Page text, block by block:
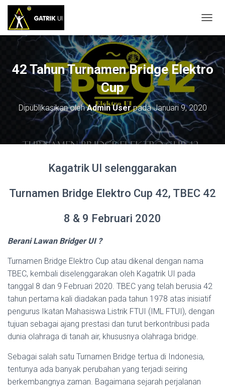
O
G
L
E
G
42 Tahun Turnamen Bridge Elektro
Cup
Dipublikasikan olehAdmin UserpadaJanuari 9, 2020
Kagatrik UI selenggarakan
Turnamen Bridge Elektro Cup 42, TBEC 42
8 & 9 Februari 2020
Berani Lawan Bridger UI ?
Turnamen Bridge Elektro Cup atau dikenal dengan nama
TBEC, kembali diselenggarakan oleh Kagatrik UI pada
tanggal 8 dan 9 Februari 2020. TBEC yang telah berusia 42
tahun pertama kali diadakan pada tahun 1978 atas inisiatif
pengurus Ikatan Mahasiswa Listrik FTUI (IML FTUI), dengan
tujuan sebagai ajang prestasi dan turut berkontribusi pada
dunia olahraga di tanah air, khususnya olahraga bridge.
Sebagai salah satu Turnamen Bridge tertua di Indonesia,
tentunya ada banyak perubahan yang terjadi seiring
berkembangnya zaman. Bagaimana sejarah perjalanan